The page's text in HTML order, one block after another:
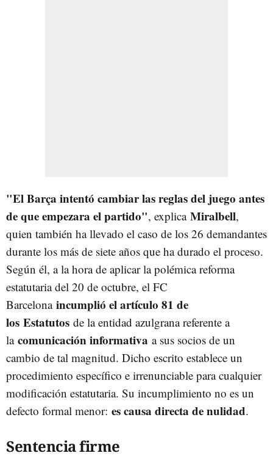
"El Barça intentó cambiar las reglas del juego antes
de que empezara el partido", explica Miralbell,
quien también ha llevado el caso de los 26 demandantes
durante los más de siete años que ha durado el proceso.
Según él, a la hora de aplicar la polémica reforma
estatutaria del 20 de octubre, el FC
Barcelona incumplió el artículo 81 de
los Estatutos de la entidad azulgrana referente a
la comunicación informativa a sus socios de un
cambio de tal magnitud. Dicho escrito establece un
procedimiento específico e irrenunciable para cualquier
modificación estatutaria. Su incumplimiento no es un
defecto formal menor: es causa directa de nulidad.
Sentencia firme